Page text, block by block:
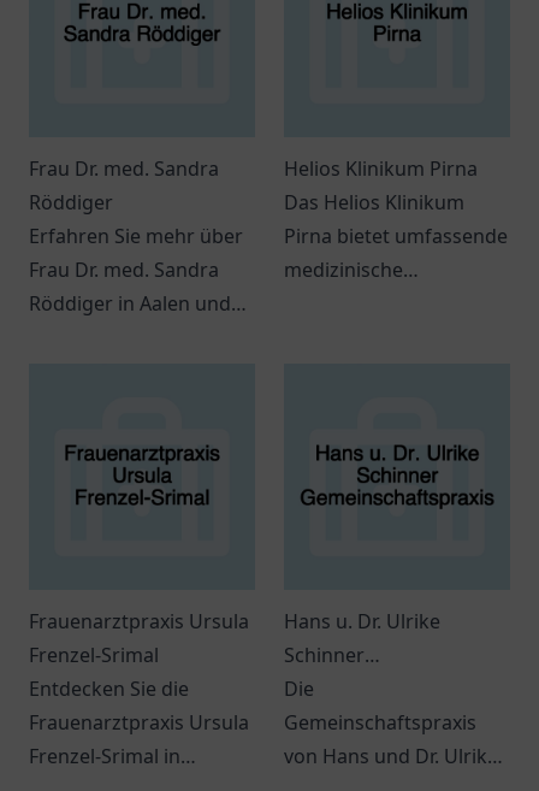
Frau Dr. med. Sandra
Röddiger
Erfahren Sie mehr über
Frau Dr. med. Sandra
Röddiger in Aalen und
Praxis.
Helios Klinikum Pirna
Das Helios Klinikum
Pirna bietet umfassende
medizinische
Atmosphäre.
Frauenarztpraxis Ursula
Frenzel-Srimal
Entdecken Sie die
Frauenarztpraxis Ursula
Frenzel-Srimal in
Hans u. Dr. Ulrike
Schinner
Gemeinschaftspraxis
Die
Gemeinschaftspraxis
von Hans und Dr. Ulrike